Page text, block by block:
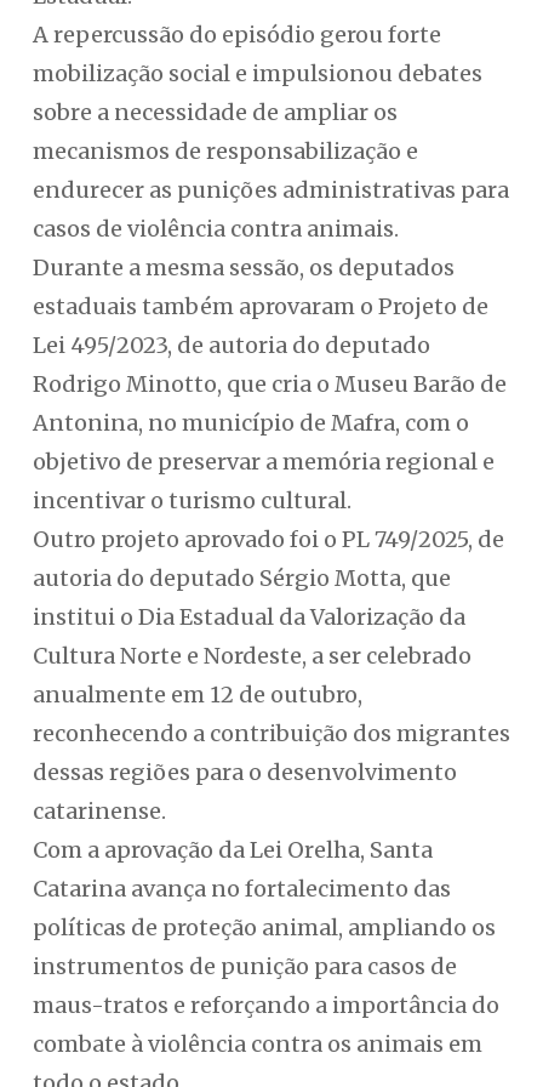
A repercussão do episódio gerou forte
mobilização social e impulsionou debates
sobre a necessidade de ampliar os
mecanismos de responsabilização e
endurecer as punições administrativas para
casos de violência contra animais.
Durante a mesma sessão, os deputados
estaduais também aprovaram o Projeto de
Lei 495/2023, de autoria do deputado
Rodrigo Minotto, que cria o Museu Barão de
Antonina, no município de Mafra, com o
objetivo de preservar a memória regional e
incentivar o turismo cultural.
Outro projeto aprovado foi o PL 749/2025, de
autoria do deputado Sérgio Motta, que
institui o Dia Estadual da Valorização da
Cultura Norte e Nordeste, a ser celebrado
anualmente em 12 de outubro,
reconhecendo a contribuição dos migrantes
dessas regiões para o desenvolvimento
catarinense.
Com a aprovação da Lei Orelha, Santa
Catarina avança no fortalecimento das
políticas de proteção animal, ampliando os
instrumentos de punição para casos de
maus-tratos e reforçando a importância do
combate à violência contra os animais em